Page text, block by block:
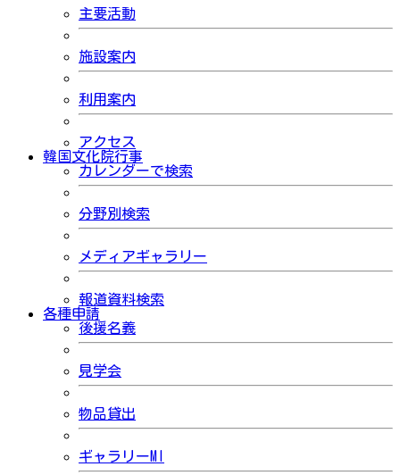
主要活動
施設案内
利用案内
アクセス
韓国文化院行事
カレンダーで検索
分野別検索
メディアギャラリー
報道資料検索
各種申請
後援名義
見学会
物品貸出
ギャラリーMI